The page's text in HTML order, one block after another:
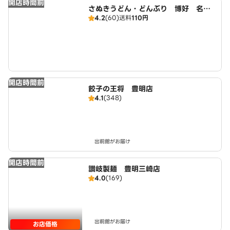
開店時間前
さぬきうどん・どんぶり 博好 名古
屋緑店
4.2(60)送料110円
開店時間前
餃子の王将 豊明店
4.1(348)
出前館がお届け
開店時間前
お店価格
讃岐製麺 豊明三崎店
4.0(169)
出前館がお届け